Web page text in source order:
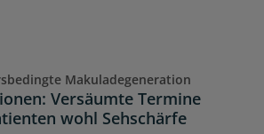
Makuladegeneration
Versäumte Termine
wohl Sehschärfe